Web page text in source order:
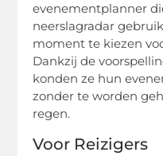
evenementplanner
neerslagradar
moment te kiezen
Dankzij de
konden ze hun
zonder te worden
regen.
Voor Reizigers